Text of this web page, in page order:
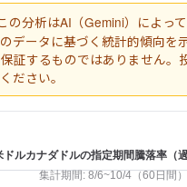
の分析はAI（Gemini）によっ
データに基づく統計的傾向を
証するものではありません。
ださい。